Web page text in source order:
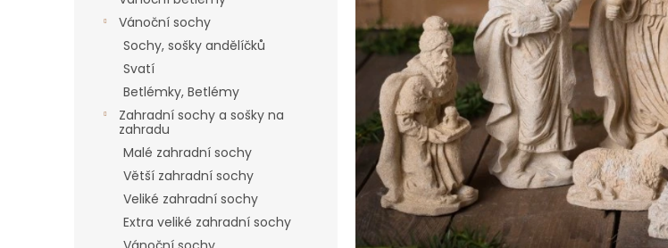
Vánoční sochy
Sochy, sošky andělíčků
Svatí
Betlémky, Betlémy
Zahradní sochy a sošky na
zahradu
Malé zahradní sochy
Větší zahradní sochy
Veliké zahradní sochy
Extra veliké zahradní sochy